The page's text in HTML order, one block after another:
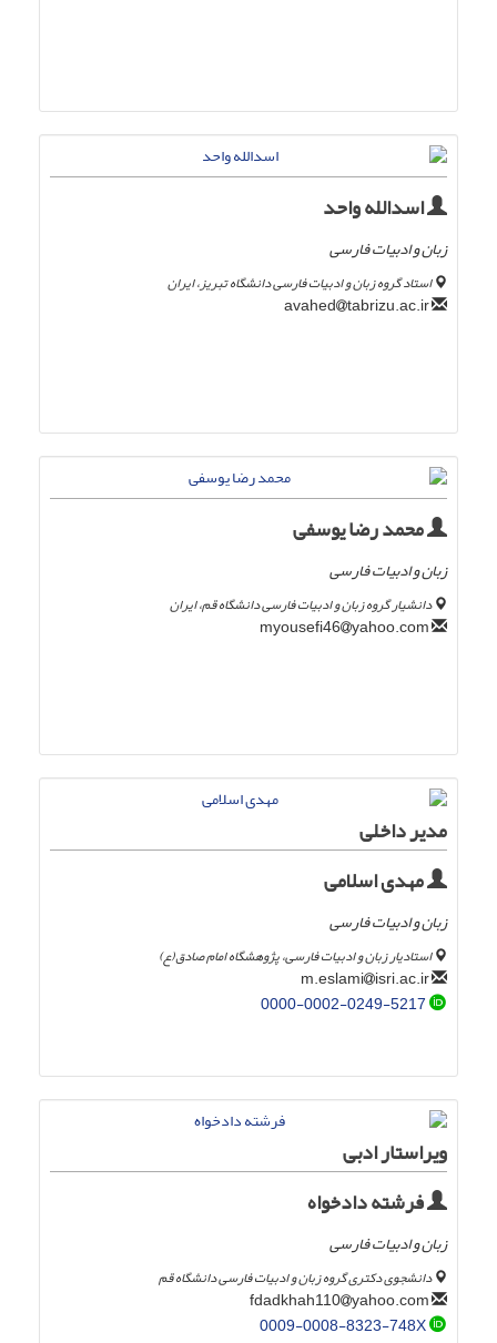
اسدالله واحد
زبان و ادبیات فارسی
استاد گروه زبان و ادبیات فارسی دانشگاه تبریز، ایران
tabrizu.ac.ir
محمد رضا یوسفی
زبان و ادبیات فارسی
دانشیار گروه زبان و ادبیات فارسی دانشگاه قم، ایران
yahoo.com
مدیر داخلی
مهدی اسلامی
زبان و ادبیات فارسی
استادیار زبان و ادبیات فارسی، پژوهشگاه امام صادق(ع)
isri.ac.ir
0000-0002-0249-5217
ویراستار ادبی
فرشته دادخواه
زبان و ادبیات فارسی
دانشجوی دکتری گروه زبان و ادبیات فارسی دانشگاه قم
yahoo.com
0009-0008-8323-748X